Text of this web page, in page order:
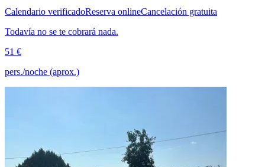
Calendario verificadoReserva onlineCancelación gratuita
Todavía no se te cobrará nada.
51 €
pers./noche (aprox.)